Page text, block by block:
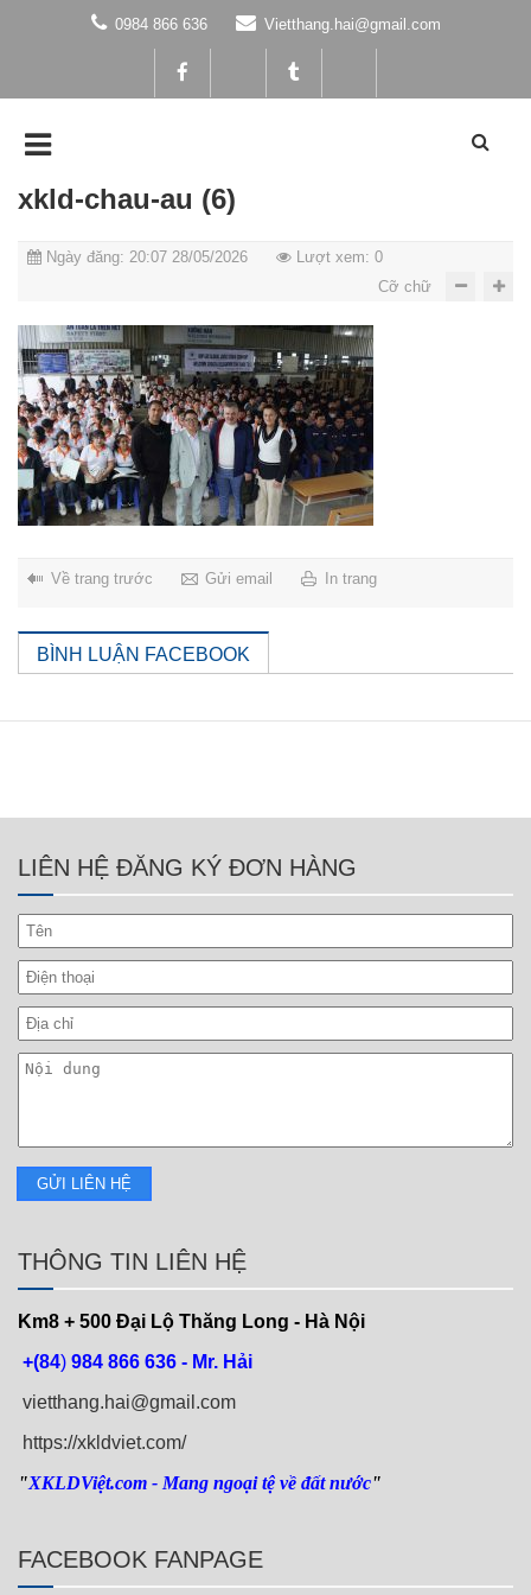
0984 866 636 Vietthang.hai@gmail.com
xkld-chau-au (6)
Ngày đăng: 20:07 28/05/2026
Lượt xem: 0
Cỡ chữ
Về trang trước Gửi email In trang
BÌNH LUẬN FACEBOOK
LIÊN HỆ ĐĂNG KÝ ĐƠN HÀNG
THÔNG TIN LIÊN HỆ
Km8 + 500 Đại Lộ Thăng Long - Hà Nội
+(84) 984 866 636 - Mr. Hải
vietthang.hai@gmail.com
https://xkldviet.com/
"XKLDViệt.com - Mang ngoại tệ về đất nước"
FACEBOOK FANPAGE